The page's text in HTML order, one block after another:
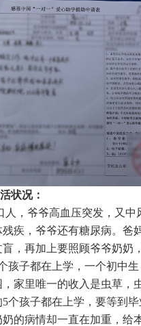
状况：
人，爷爷高血压突发，又中
疾，爷爷还有糖尿病。爸
，再加上要照顾爷爷奶奶
孩子都在上学，一个初中
家里唯一的收入是虫草，
个孩子都在上学，要等到
的病情却一直在加重，给